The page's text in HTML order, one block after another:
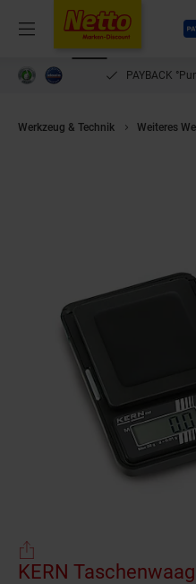
Menü
PAYBACK
Werkzeug & Technik Weiteres
KERN